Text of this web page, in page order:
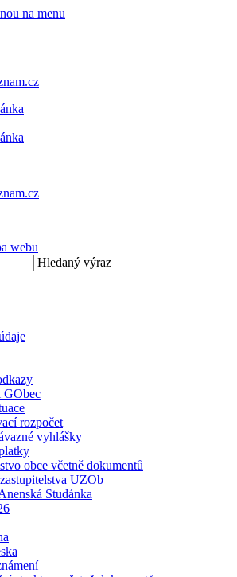
na menu
webu
Hledaný výraz
GObec
rozpočet
vyhlášky
obce včetně dokumentů
UZOb
Studánka